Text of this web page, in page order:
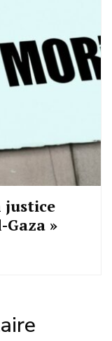
justice
»